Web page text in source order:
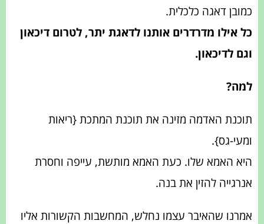
כמובן דאגה כלכלית.
כל אילו מדרדרים אותנו לדאגת יתר, לטרום דיכאון
וגם לדיכאון.
למה?
תוכנת האדמה מזינה את תוכנת המתכת {ריאות
ומעי-גס}.
היא האמא שלו. כעת האמא מותשת, עייפה וחסרת
אנרגייה להזין את בנה.
אמרנו שהאיבר עצמו נחלש, המחשבות הקשורות אליו